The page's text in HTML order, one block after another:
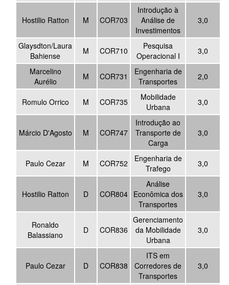
Hostilio Ratton M COR703
Introdução à
Análise de
Investimentos
3,0
Glaysdton/Laura
Bahiense
M COR710
Pesquisa
Operacional I
3,0
Marcelino
Aurélio
M COR731
Engenharia de
Transportes
2,0
Romulo Orrico M COR735
Mobilidade
Urbana
3,0
Márcio D'Agosto M COR747
Introdução ao
Transporte de
Carga
3,0
Paulo Cezar M COR752
Engenharia de
Trafego
3,0
Hostilio Ratton D COR804
Análise
Econômica dos
Transportes
3,0
Ronaldo
Balassiano
D COR836
Gerenciamento
da Mobilidade
Urbana
3,0
Paulo Cezar D COR838
ITS em
Corredores de
Transportes
3,0